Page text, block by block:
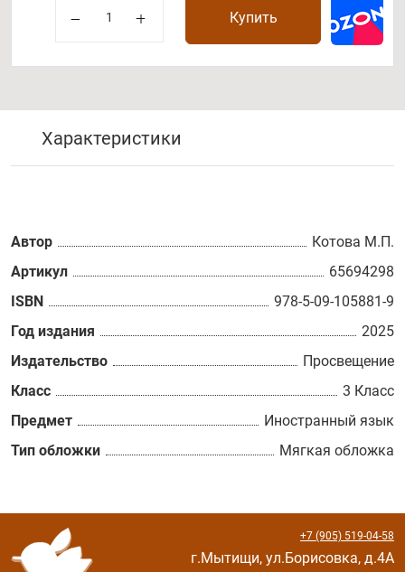
Купить
Характеристики
Автор
Котова М.П.
Артикул
65694298
ISBN
978-5-09-105881-9
Год издания
2025
Издательство
Просвещение
Класс
3 Класс
Предмет
Иностранный язык
Тип обложки
Мягкая обложка
+7 (905) 519-04-58
г.Мытищи, ул.Борисовка, д.4А